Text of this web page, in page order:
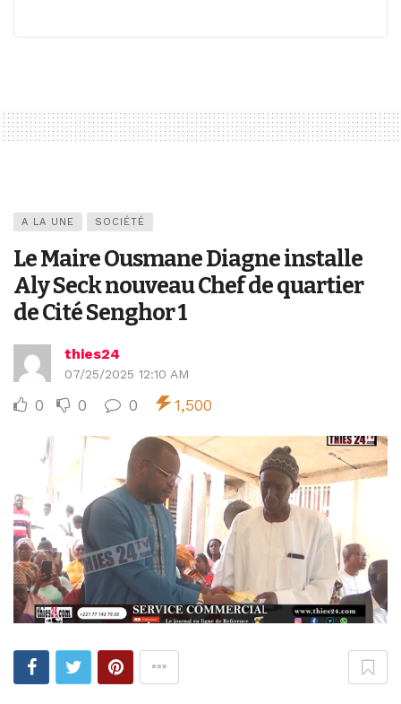
A LA UNE SOCIÉTÉ
Le Maire Ousmane Diagne installe
Aly Seck nouveau Chef de quartier
de Cité Senghor 1
thies24
07/25/2025 12:10 AM
0 0 0 1,500